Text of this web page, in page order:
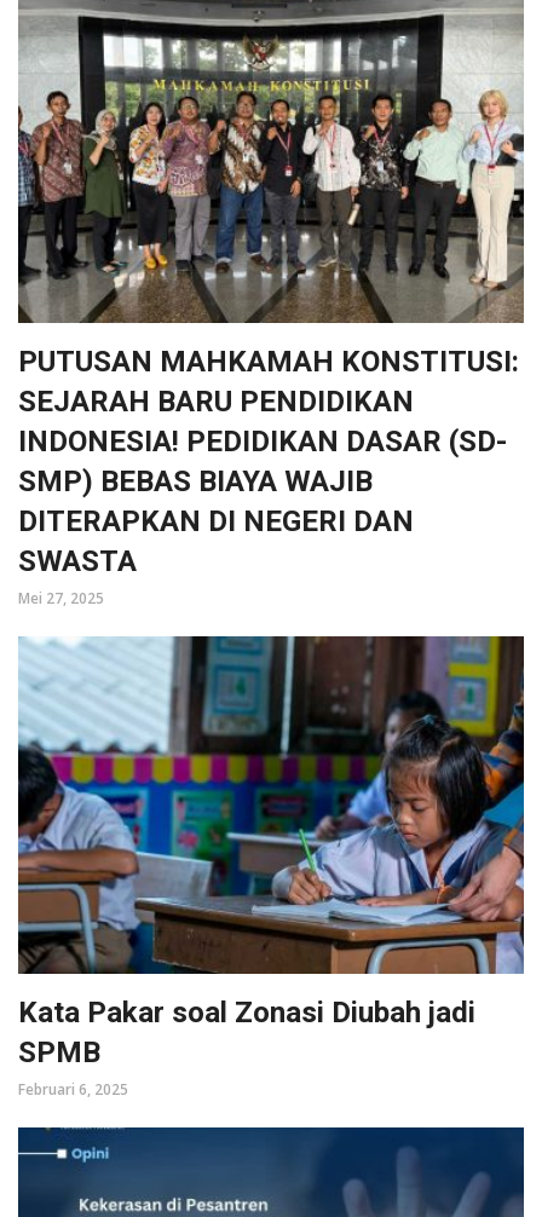
PUTUSAN MAHKAMAH KONSTITUSI:
SEJARAH BARU PENDIDIKAN
INDONESIA! PEDIDIKAN DASAR (SD-
SMP) BEBAS BIAYA WAJIB
DITERAPKAN DI NEGERI DAN
SWASTA
Mei 27, 2025
Kata Pakar soal Zonasi Diubah jadi
SPMB
Februari 6, 2025